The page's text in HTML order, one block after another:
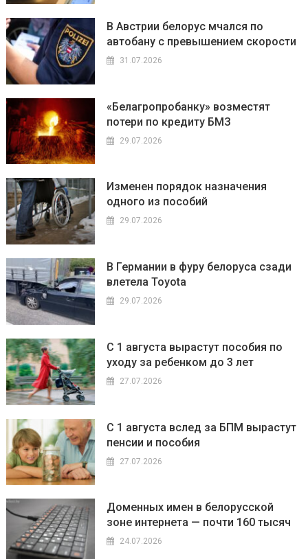
В Австрии белорус мчался по
автобану с превышением скорости
31.07.2026
«Белагропробанку» возместят
потери по кредиту БМЗ
29.07.2026
Изменен порядок назначения
одного из пособий
29.07.2026
В Германии в фуру белоруса сзади
влетела Toyota
29.07.2026
С 1 августа вырастут пособия по
уходу за ребенком до 3 лет
27.07.2026
С 1 августа вслед за БПМ вырастут
пенсии и пособия
27.07.2026
Доменных имен в белорусской
зоне интернета — почти 160 тысяч
24.07.2026